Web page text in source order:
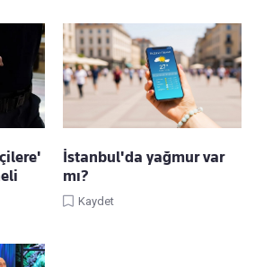
İstanbul'da yağmur var
mı?
Kaydet